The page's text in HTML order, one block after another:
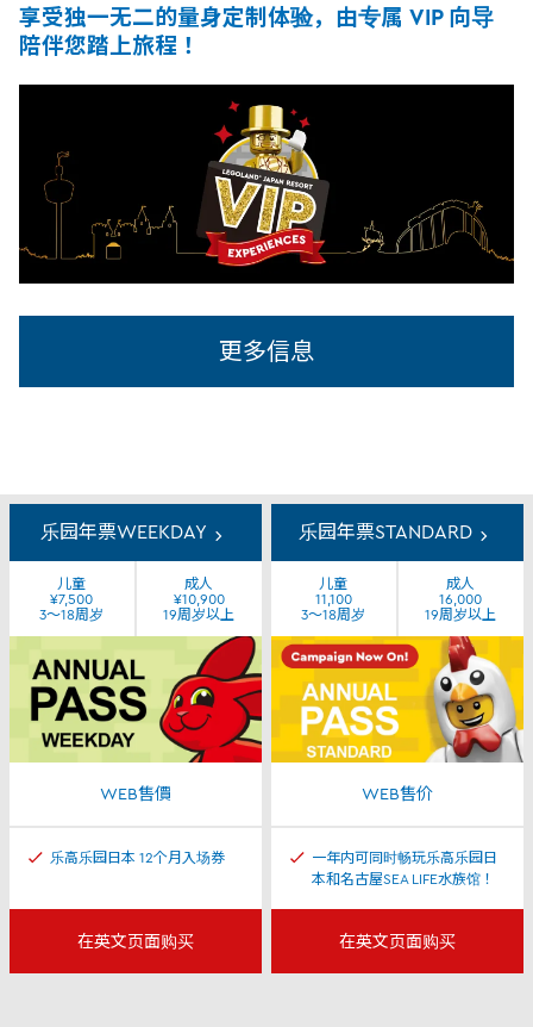
享受独一无二的量身定制体验，由专属 VIP 向导
陪伴您踏上旅程！
更多信息
年
乐园年票WEEKDAY
儿童
¥7,500
3～18周岁
成人
¥10,900
19周岁以上
WEB售價
乐高乐园日本 12个月入场券
在英文页面购买
乐园年票STANDARD
儿童
11,100
3～18周岁
成人
16,000
19周岁以上
WEB售价
一年内可同时畅玩乐高乐园日
本和名古屋SEA LIFE水族馆！
在英文页面购买